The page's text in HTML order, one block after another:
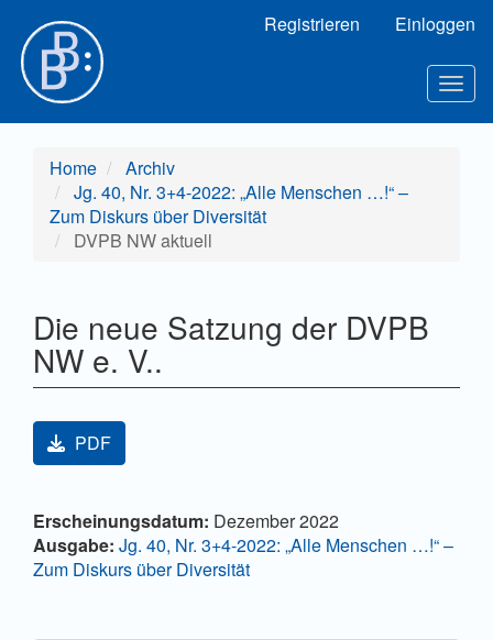
Hauptinhalt
Sidebar
Registrieren Einloggen
Home
Archiv
Jg. 40, Nr. 3+4-2022: „Alle Menschen …!“ –
Zum Diskurs über Diversität
DVPB NW aktuell
Die neue Satzung der DVPB
NW e. V..
Artikel-Sidebar
PDF
Hauptsächlicher Artikelinhalt
Artikel-Details
Erscheinungsdatum: Dezember 2022
Ausgabe: Jg. 40, Nr. 3+4-2022: „Alle Menschen …!“ –
Zum Diskurs über Diversität